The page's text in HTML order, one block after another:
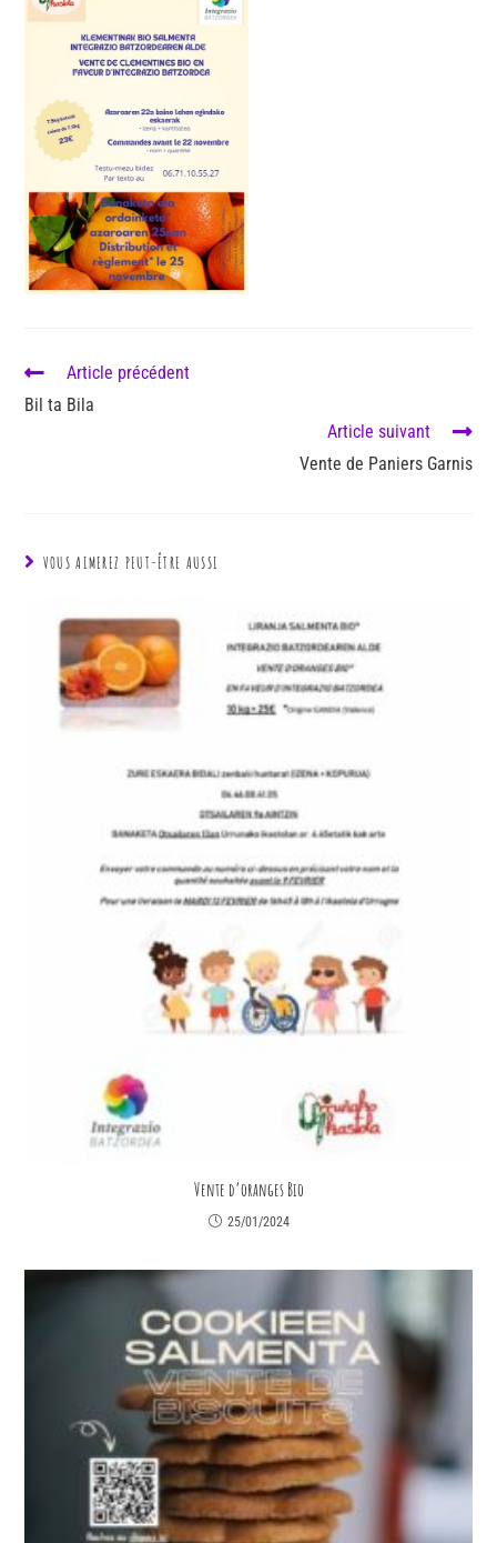
Article précédent
Bil ta Bila
Article suivant
Vente de Paniers Garnis
VOUS AIMEREZ PEUT-ÊTRE AUSSI
Vente d’oranges Bio
25/01/2024